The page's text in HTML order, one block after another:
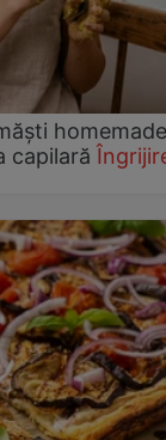
homemade
capilară